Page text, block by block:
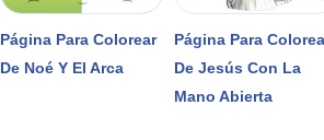
Página Para Colorear
De Noé Y El Arca
Página Para
De Jesús Con La
Mano Abierta